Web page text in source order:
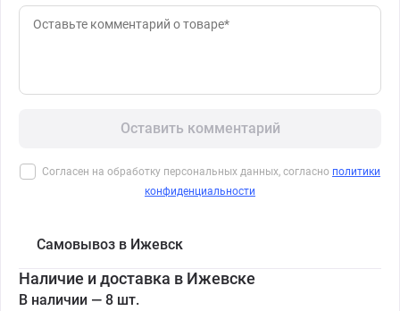
Оставить комментарий
Согласен на обработку персональных данных, согласно политики
конфиденциальности
Самовывоз в Ижевск
Наличие и доставка в Ижевске
В наличии — 8 шт.